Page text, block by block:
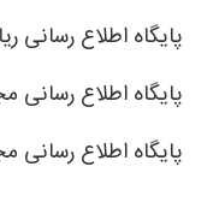
پایگاه اطلاع رسانی
پایگاه اطلاع
پایگاه اطلاع